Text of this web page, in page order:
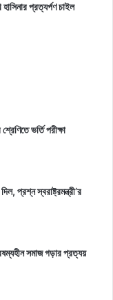
প্রত্যর্পণ চাইল
ভর্তি পরীক্ষা
প্রশ্ন স্বরাষ্ট্রমন্ত্রী’র
সমাজ গড়ার প্রত্যয়